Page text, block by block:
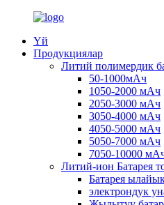
Үй
Продукциялар
Литий полимердик
50-1000мАч
1050-2000 мАч
2050-3000 мАч
3050-4000 мАч
4050-5000 мАч
5050-7000 мАч
7050-10000
Литий-ион Батарея
Батарея
электрондук